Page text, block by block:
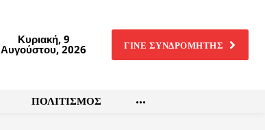
Κυριακή, 9
Αυγούστου, 2026 ΓΙΝΕ ΣΥΝΔΡΟΜΗΤΗΣ
ΠΟΛΙΤΙΣΜΟΣ